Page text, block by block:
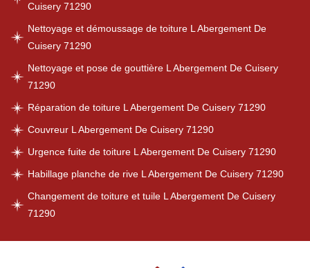
Cuisery 71290
Nettoyage et démoussage de toiture L Abergement De
Cuisery 71290
Nettoyage et pose de gouttière L Abergement De Cuisery
71290
Réparation de toiture L Abergement De Cuisery 71290
Couvreur L Abergement De Cuisery 71290
Urgence fuite de toiture L Abergement De Cuisery 71290
Habillage planche de rive L Abergement De Cuisery 71290
Changement de toiture et tuile L Abergement De Cuisery
71290